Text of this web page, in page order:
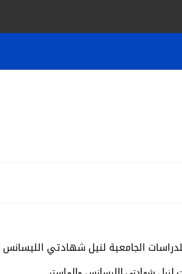
الجامعية لنيل شهادتي الليسانس